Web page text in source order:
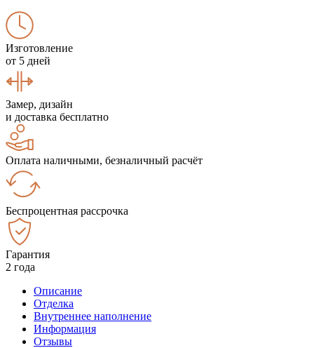
Изготовление
от 5 дней
Замер, дизайн
и доставка бесплатно
Оплата наличными, безналичный расчёт
Беспроцентная рассрочка
Гарантия
2 года
Описание
Отделка
Внутреннее наполнение
Информация
Отзывы